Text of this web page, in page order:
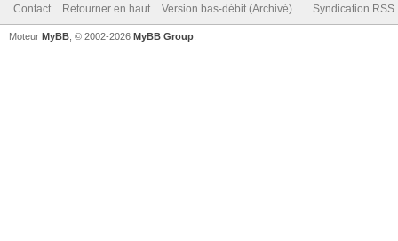
Contact Retourner en haut Version bas-débit (Archivé) Syndication RSS
Moteur MyBB , © 2002-2026 MyBB Group